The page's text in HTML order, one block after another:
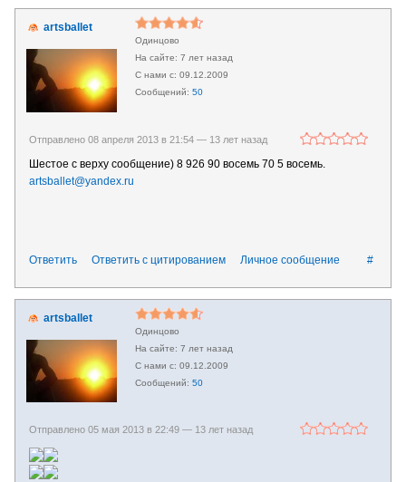
artsballet
Одинцово
7 лет назад
09.12.2009
50
Отправлено 08 апреля 2013 в 21:54 — 13 лет назад
Шестое с верху сообщение) 8 926 90 восемь 70 5 восемь.
artsballet@yandex.ru
#
Ответить Ответить с цитированием Личное сообщение
artsballet
Одинцово
7 лет назад
09.12.2009
50
Отправлено 05 мая 2013 в 22:49 — 13 лет назад